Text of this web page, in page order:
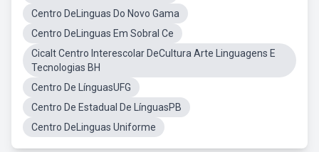
Centro DeLinguas Do Novo Gama
Centro DeLinguas Em Sobral Ce
Cicalt Centro Interescolar DeCultura Arte Linguagens E
Tecnologias BH
Centro De LínguasUFG
Centro De Estadual De LínguasPB
Centro DeLinguas Uniforme